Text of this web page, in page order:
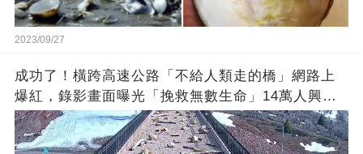
2023/09/27
成功了！橫跨高速公路「不給人類走的橋」網路上
爆紅，錄影畫面曝光「挽救無數生命」14萬人興奮
歡呼